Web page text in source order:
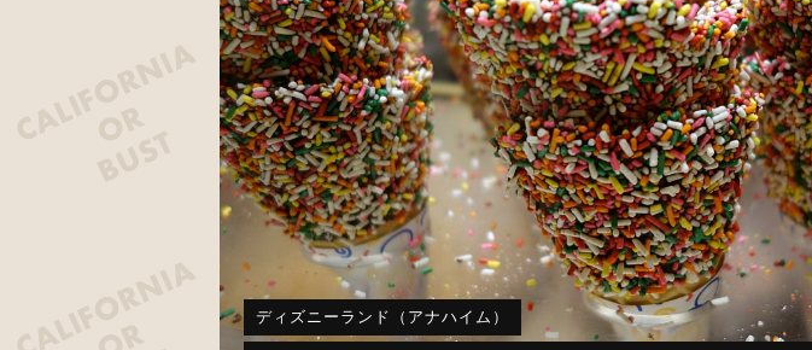
ディズニーランド（アナハイム）